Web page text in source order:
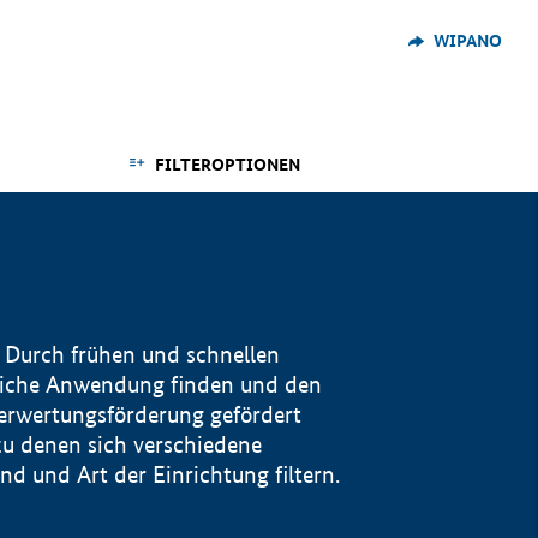
WIPANO
FILTEROPTIONEN
frühen und schnellen
Anwendung finden und den
gefördert
denen sich verschiedene
und Art der Einrichtung filtern.